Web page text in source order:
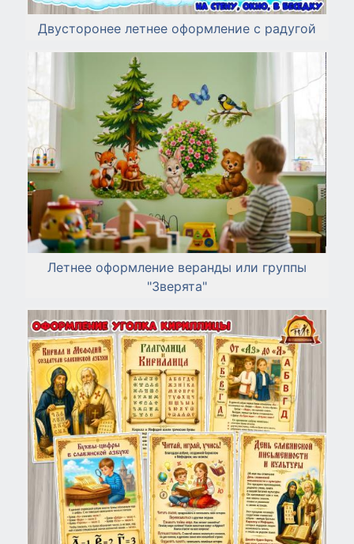
Двусторонее летнее оформление с радугой
Летнее оформление веранды или группы
"Зверята"